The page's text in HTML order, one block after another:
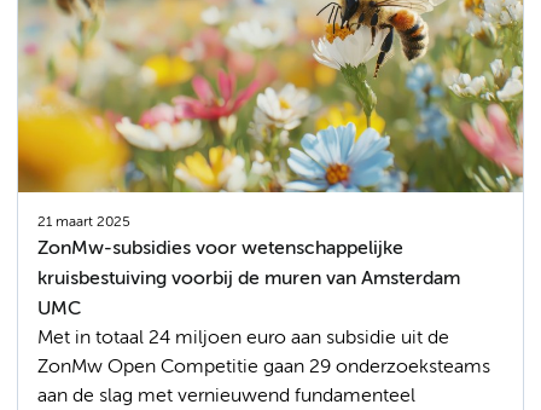
21 maart 2025
ZonMw-subsidies voor wetenschappelijke
kruisbestuiving voorbij de muren van Amsterdam
UMC
Met in totaal 24 miljoen euro aan subsidie uit de
ZonMw Open Competitie gaan 29 onderzoeksteams
aan de slag met vernieuwend fundamenteel